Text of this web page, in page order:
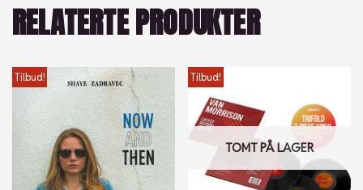
RELATERTE PRODUKTER
Tilbud!
TOMT PÅ LAGER
Tilbud!